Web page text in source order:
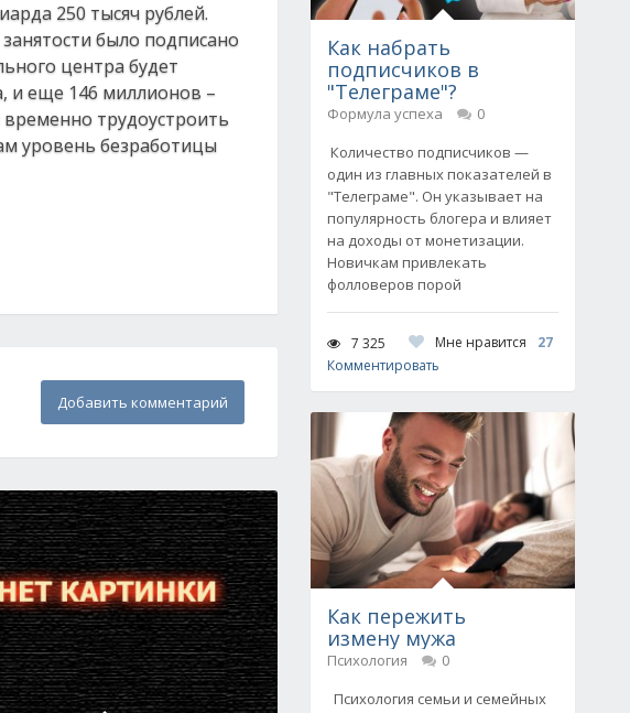
250 тысяч рублей.
было подписано
центра будет
и еще 146 миллионов –
трудоустроить
уровень безработицы
Добавить комментарий
Как набрать
подписчиков в
"Телеграме"?
Формула успеха
0
Количество подписчиков —
один из главных показателей в
"Телеграме". Он указывает на
популярность блогера и влияет
на доходы от монетизации.
Новичкам привлекать
фолловеров порой
7 325 Мне нравится
27
Комментировать
Как пережить
измену мужа
Психология
0
Психология семьи и семейных